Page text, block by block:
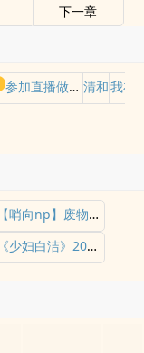
下一章
参加直播做爱综艺后我火了(NPH) 清和我在
【哨向np】废物哨兵求生指南
《少妇白洁》2026重制版